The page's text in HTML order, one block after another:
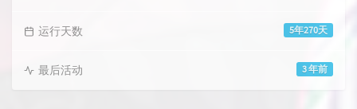
5年270天
运行天数
3 年前
最后活动